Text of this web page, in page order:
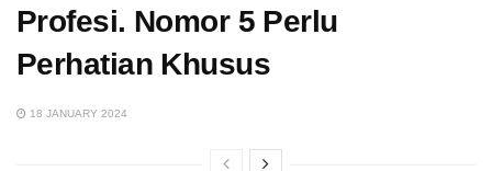
Profesi. Nomor 5 Perlu
Perhatian Khusus
18 JANUARY 2024